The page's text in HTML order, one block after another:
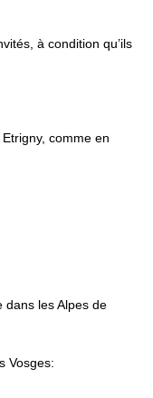
à condition qu’ils
comme en
dans les Alpes de
Vosges: